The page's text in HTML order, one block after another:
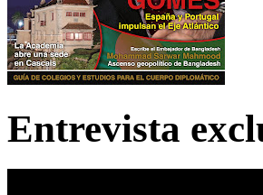
Entrevista